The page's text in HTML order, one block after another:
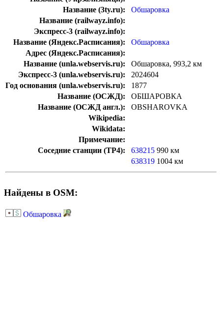
Название (3ty.ru):
Обшаровка
Название (railwayz.info):
Экспресс-3 (railwayz.info):
Название (Яндекс.Расписания):
Обшаровка
Адрес (Яндекс.Расписания):
Название (unla.webservis.ru):
Обшаровка, 993,2 км
Экспресс-3 (unla.webservis.ru):
2024604
Год основания (unla.webservis.ru):
1877
Название (ОСЖД):
ОБШАРОВКА
Название (ОСЖД англ.):
OBSHAROVKA
Wikipedia:
Wikidata:
Примечание:
Соседние станции (ТР4):
638215 990 км
638319 1004 км
Найдены в OSM:
Обшаровка